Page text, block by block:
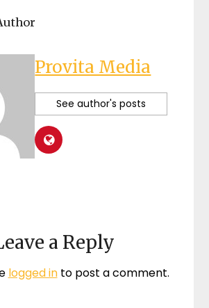
Provita Media
See author's posts
a Reply
logged into post a comment.